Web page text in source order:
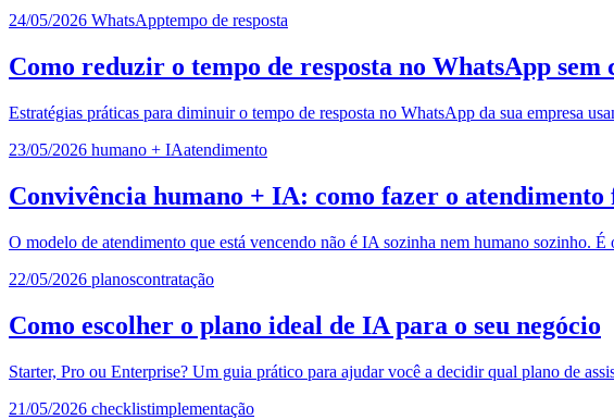
24/05/2026 WhatsApptempo de resposta
Como reduzir o tempo de resposta no WhatsApp
Estratégias práticas para diminuir o tempo de resposta no WhatsApp da sua empresa
23/05/2026 humano + IAatendimento
Convivência humano + IA: como fazer o
O modelo de atendimento que está vencendo não é IA sozinha nem humano sozinho.
22/05/2026 planoscontratação
Como escolher o plano ideal de IA para o seu negócio
Starter, Pro ou Enterprise? Um guia prático para ajudar você a decidir qual plano de
21/05/2026 checklistimplementação